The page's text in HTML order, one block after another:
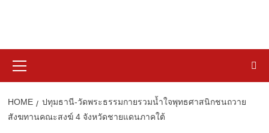
Menu
HOME
ปทุมธานี-วัดพระธรรมกายรวมน้ำใจพุทธศาสนิกชนถวาย
สังฆทานคณะสงฆ์ 4 จังหวัดชายแดนภาคใต้